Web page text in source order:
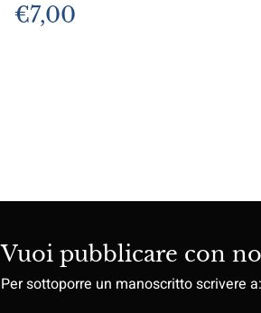
€7,00
Vuoi pubblicare con
Per sottoporre un manoscritto scrivere